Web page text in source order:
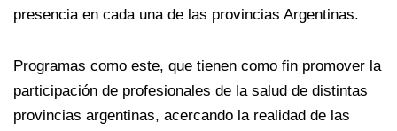
presencia en cada una de las provincias Argentinas.
Programas como este, que tienen como fin promover la
participación de profesionales de la salud de distintas
provincias argentinas, acercando la realidad de las